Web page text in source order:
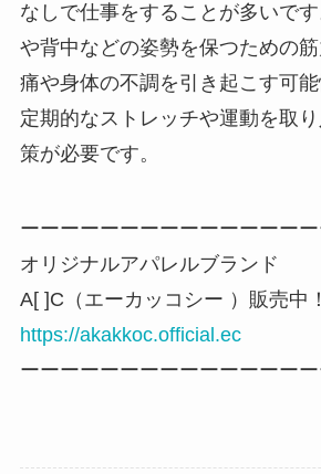
なしで仕事をすることが多いで
や背中などの姿勢を保つための
痛や身体の不調を引き起こす可能
定期的なストレッチや運動を取
策が必要です。
ーーーーーーーーーーーーーー
オリジナルアパレルブランド
A[ ]C（エーカッコシー ）販売中！
https://akakkoc.official.ec
ーーーーーーーーーーーーーー